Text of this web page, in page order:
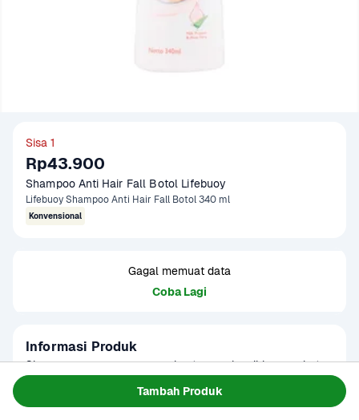
Tambah Produk
Sisa 1
Rp43.900
Shampoo Anti Hair Fall Botol Lifebuoy
Lifebuoy Shampoo Anti Hair Fall Botol 340 ml
Konvensional
Gagal memuat data
Coba Lagi
Informasi Produk
Shampoo yang mampu membantu membersihkan rambut
rambut lebih lebat, kuat, dan berkilau.